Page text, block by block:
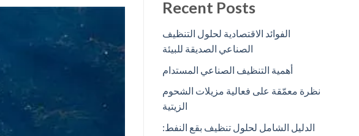
Recent Posts
الفوائد الاقتصادية لحلول التنظيف
الصناعي الصديقة للبيئة
أهمية التنظيف الصناعي المستدام
نظرة معمّقة على فعالية مزيلات الشحوم
الزيتية
الدليل الشامل لحلول تنظيف بقع النفط: